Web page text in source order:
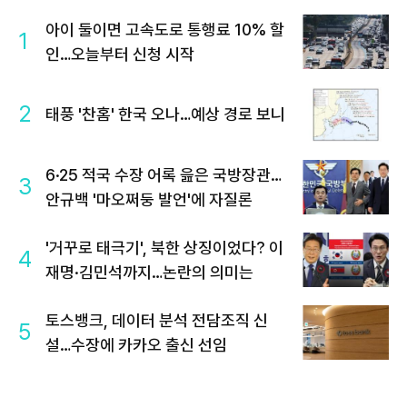
1
아이 둘이면 고속도로 통행료 10% 할
인…오늘부터 신청 시작
2 태풍 '찬홈' 한국 오나…예상 경로 보니
3
6·25 적국 수장 어록 읊은 국방장관…
안규백 '마오쩌둥 발언'에 자질론
4
'거꾸로 태극기', 북한 상징이었다? 이
재명·김민석까지…논란의 의미는
5
토스뱅크, 데이터 분석 전담조직 신
설…수장에 카카오 출신 선임